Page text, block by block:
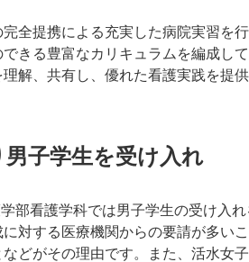
全提携による充実した病院実習を
きる豊富なカリキュラムを編成し
解、共有し、優れた看護実践を提
子学生を受け入れ
部看護学科では男子学生の受け入れ
対する医療機関からの要請が多い
どがその理由です。また、活水女